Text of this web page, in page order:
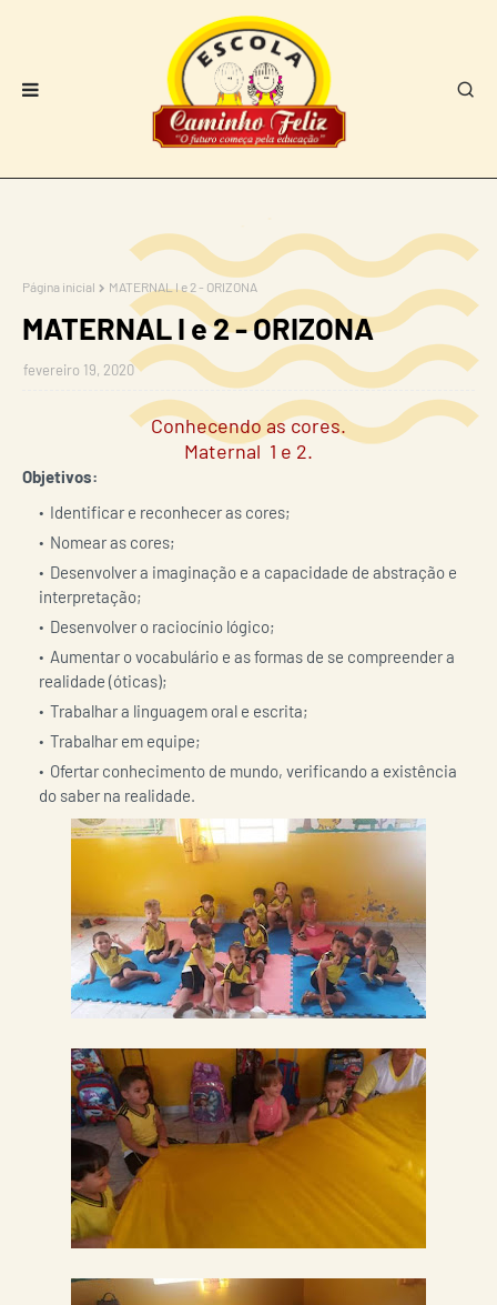
Página inicial MATERNAL I e 2 - ORIZONA
MATERNAL I e 2 - ORIZONA
fevereiro 19, 2020
Conhecendo as cores.
Maternal 1 e 2.
Objetivos:
Identificar e reconhecer as cores;
Nomear as cores;
Desenvolver a imaginação e a capacidade de abstração e
interpretação;
Desenvolver o raciocínio lógico;
Aumentar o vocabulário e as formas de se compreender a
realidade (óticas);
Trabalhar a linguagem oral e escrita;
Trabalhar em equipe;
Ofertar conhecimento de mundo, verificando a existência
do saber na realidade.